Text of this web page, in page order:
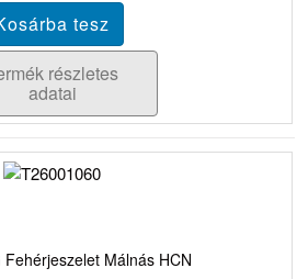
részletes
adatai
Fehérjeszelet Málnás HCN